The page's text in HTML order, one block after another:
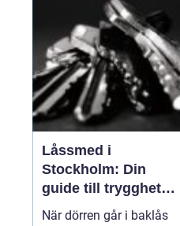
att renovera istället för
att köpa nytt. Det sparar
både p...
Låssmed i
Stockholm: Din
guide till trygghet
och säkerhet
När dörren går i baklås